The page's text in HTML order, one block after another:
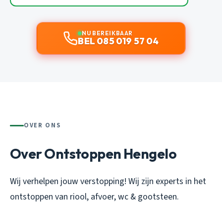
NU BEREIKBAAR
BEL 085 019 57 04
OVER ONS
Over Ontstoppen Hengelo
Wij verhelpen jouw verstopping! Wij zijn experts in het
ontstoppen van riool, afvoer, wc & gootsteen.